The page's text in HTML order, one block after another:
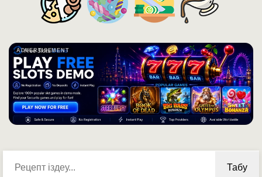
ADVERTISEMENT
Табу